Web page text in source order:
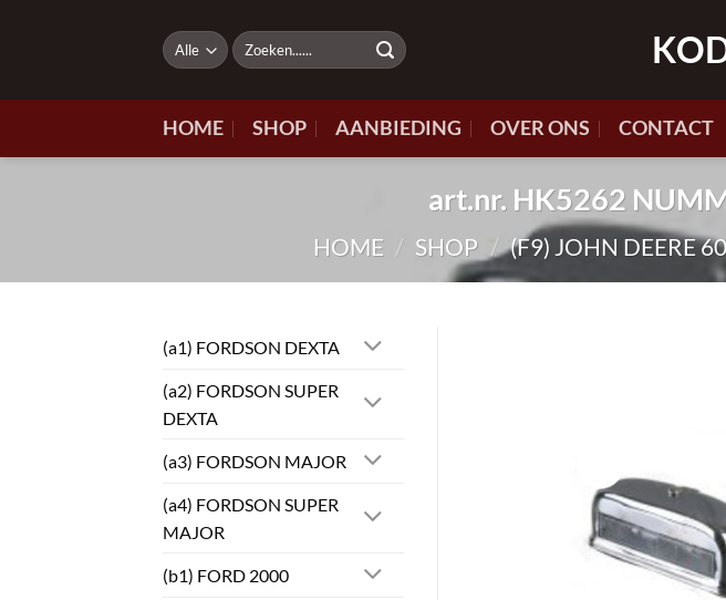
Zoeken
naar:
HOME SHOP AANBIEDING OVER ONS CONTACT
art.nr. HK5262
HOME / SHOP / (F9) JOHN DEERE
(a1) FORDSON DEXTA
(a2) FORDSON SUPER
DEXTA
(a3) FORDSON MAJOR
(a4) FORDSON SUPER
MAJOR
(b1) FORD 2000